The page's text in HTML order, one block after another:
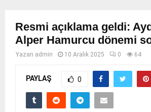
Resmi açıklama geldi:
Alper Hamurcu dönemi
Yazan admin 10 Aralık 2025 0 64
PAYLAŞ 0